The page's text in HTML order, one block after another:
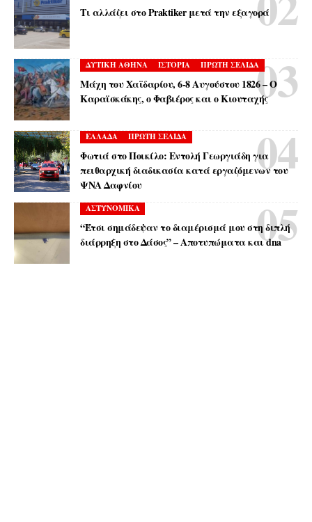
Τι αλλάζει στο Praktiker μετά την εξαγορά
ΔΥΤΙΚΗ ΑΘΗΝΑ ΙΣΤΟΡΙΑ ΠΡΩΤΗ ΣΕΛΙΔΑ
Μάχη του Χαϊδαρίου, 6-8 Αυγούστου 1826 – Ο
Καραϊσκάκης, ο Φαβιέρος και ο Κιουταχής
ΕΛΛΑΔΑ ΠΡΩΤΗ ΣΕΛΙΔΑ
Φωτιά στο Ποικίλο: Εντολή Γεωργιάδη για
πειθαρχική διαδικασία κατά εργαζόμενων του
ΨΝΑ Δαφνίου
ΑΣΤΥΝΟΜΙΚΑ
“Έτσι σημάδεψαν το διαμέρισμά μου στη διπλή
διάρρηξη στο Δάσος” – Αποτυπώματα και dna